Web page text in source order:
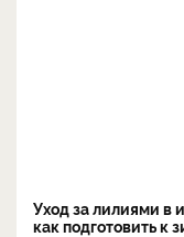
Уход за лилиями в
как подготовить к